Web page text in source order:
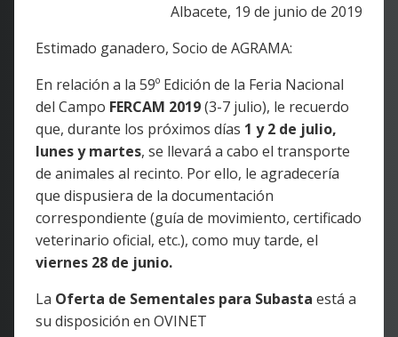
Albacete, 19 de junio de 2019
Estimado ganadero, Socio de AGRAMA:
En relación a la 59º Edición de la Feria Nacional
del Campo FERCAM 2019(3-7 julio), le recuerdo
que, durante los próximos días 1 y 2 de julio,
lunes y martes, se llevará a cabo el transporte
de animales al recinto. Por ello, le agradecería
que dispusiera de la documentación
correspondiente (guía de movimiento, certificado
veterinario oficial, etc.), como muy tarde, el
viernes 28 de junio.
La Oferta de Sementales para Subasta está a
su disposición en OVINET